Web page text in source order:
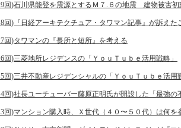
回)石川県能登を震源とするＭ７.６の地震 建物被害初
回)『日経アーキテクチュア・タワマン記事』が訴えた
回)タワマンの『長所と短所』を考える
回)三菱地所レジデンスの「ＹｏｕＴｕｂｅ活用戦略」
回)三井不動産レジデンシャルの「ＹｏｕＴｕｂｅ活用
回)社長ユーチューバー藤原正明氏が開設した「最強の
回)マンション購入時、Ｘ世代（４０〜５０代）は何を